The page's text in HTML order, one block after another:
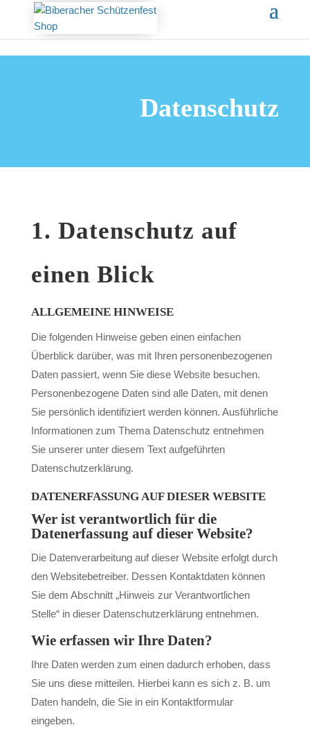
Datenschutz
1. Datenschutz auf
einen Blick
ALLGEMEINE HINWEISE
Die folgenden Hinweise geben einen einfachen
Überblick darüber, was mit Ihren personenbezogenen
Daten passiert, wenn Sie diese Website besuchen.
Personenbezogene Daten sind alle Daten, mit denen
Sie persönlich identifiziert werden können. Ausführliche
Informationen zum Thema Datenschutz entnehmen
Sie unserer unter diesem Text aufgeführten
Datenschutzerklärung.
DATENERFASSUNG AUF DIESER WEBSITE
Wer ist verantwortlich für die
Datenerfassung auf dieser Website?
Die Datenverarbeitung auf dieser Website erfolgt durch
den Websitebetreiber. Dessen Kontaktdaten können
Sie dem Abschnitt „Hinweis zur Verantwortlichen
Stelle“ in dieser Datenschutzerklärung entnehmen.
Wie erfassen wir Ihre Daten?
Ihre Daten werden zum einen dadurch erhoben, dass
Sie uns diese mitteilen. Hierbei kann es sich z. B. um
Daten handeln, die Sie in ein Kontaktformular
eingeben.